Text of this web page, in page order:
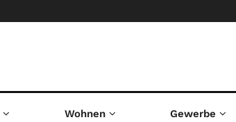
Wohnen Gewerbe